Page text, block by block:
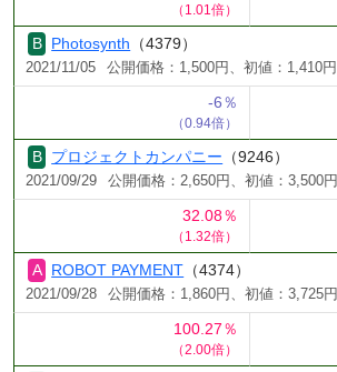
（1.01倍）
Photosynth （4379）
2021/11/05 公開価格：1,500円、初値：1,410円
-6％
（0.94倍）
プロジェクトカンパニー （9246）
2021/09/29 公開価格：2,650円、初値：3,500円
32.08％
（1.32倍）
ROBOT PAYMENT （4374）
2021/09/28 公開価格：1,860円、初値：3,725円
100.27％
（2.00倍）